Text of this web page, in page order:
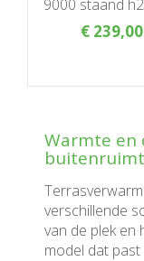
9000 staand
€ 239,00
Warmte en
verschillende
van de plek en
model dat